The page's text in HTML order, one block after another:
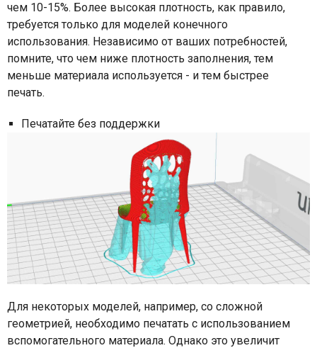
чем 10-15%. Более высокая плотность, как правило,
требуется только для моделей конечного
использования. Независимо от ваших потребностей,
помните, что чем ниже плотность заполнения, тем
меньше материала используется - и тем быстрее
печать.
Печатайте без поддержки
Для некоторых моделей, например, со сложной
геометрией, необходимо печатать с использованием
вспомогательного материала. Однако это увеличит